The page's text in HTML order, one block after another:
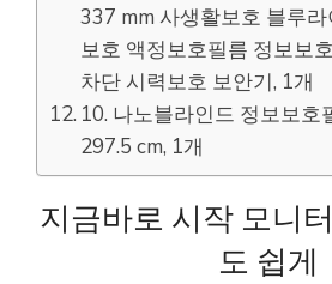
337 mm 사생활보호 블루
보호 액정보호필름 정보보
차단 시력보호 보안기, 1개
10. 나노블라인드 정보보호
297.5 cm, 1개
지금바로 시작 모니
도 쉽게